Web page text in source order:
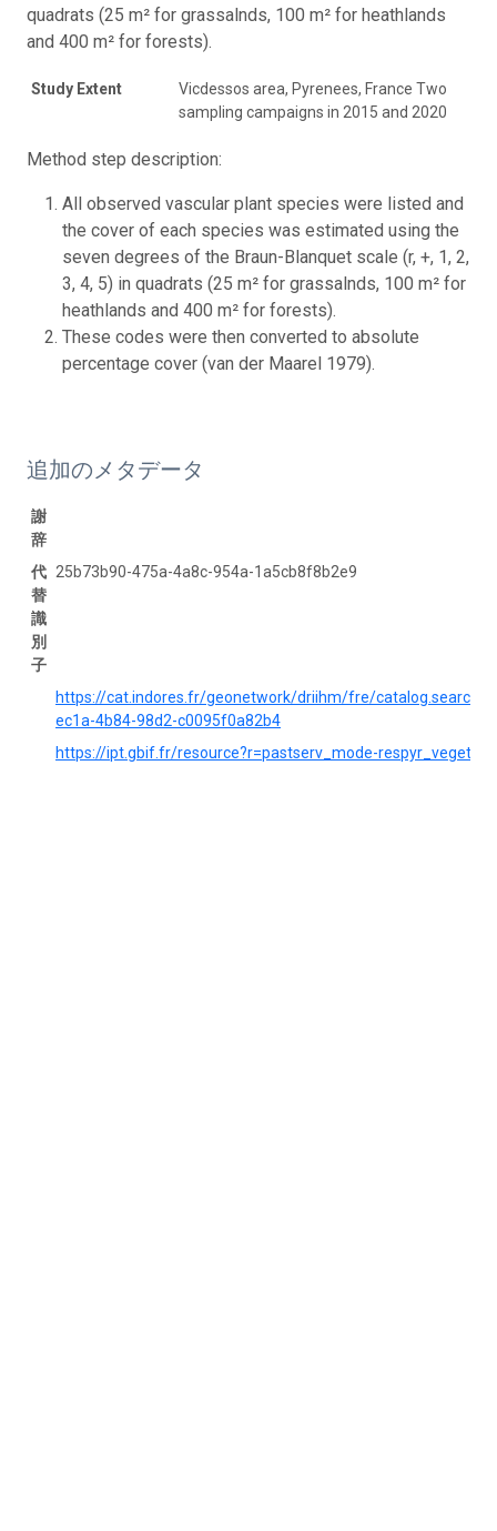
quadrats (25 m² for grassalnds, 100 m² for heathlands
and 400 m² for forests).
Study Extent
Vicdessos area, Pyrenees, France Two
sampling campaigns in 2015 and 2020
Method step description:
All observed vascular plant species were listed and
the cover of each species was estimated using the
seven degrees of the Braun-Blanquet scale (r, +, 1, 2,
3, 4, 5) in quadrats (25 m² for grassalnds, 100 m² for
heathlands and 400 m² for forests).
These codes were then converted to absolute
percentage cover (van der Maarel 1979).
追加のメタデータ
謝
辞
代
替
識
別
子
25b73b90-475a-4a8c-954a-1a5cb8f8b2e9
https://cat.indores.fr/geonetwork/driihm/fre/
ec1a-4b84-98d2-c0095f0a82b4
https://ipt.gbif.fr/resource?r=pastserv_mode-